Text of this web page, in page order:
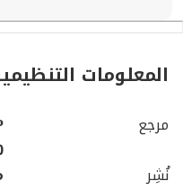
المعلومات
مرجع
نُشِر